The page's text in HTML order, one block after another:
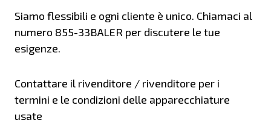
Siamo flessibili e ogni cliente è unico. Chiamaci al
numero 855-33BALER per discutere le tue
esigenze.
Contattare il rivenditore / rivenditore per i
termini e le condizioni delle apparecchiature
usate